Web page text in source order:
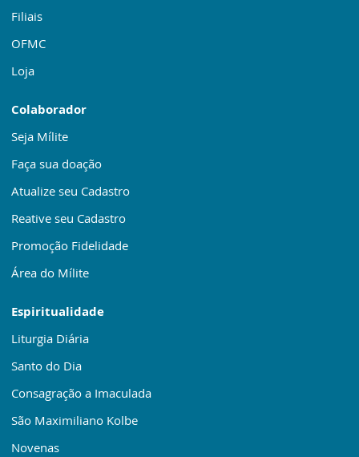
Filiais
OFMC
Loja
Colaborador
Seja Mílite
Faça sua doação
Atualize seu Cadastro
Reative seu Cadastro
Promoção Fidelidade
Área do Mílite
Espiritualidade
Liturgia Diária
Santo do Dia
Consagração a Imaculada
São Maximiliano Kolbe
Novenas